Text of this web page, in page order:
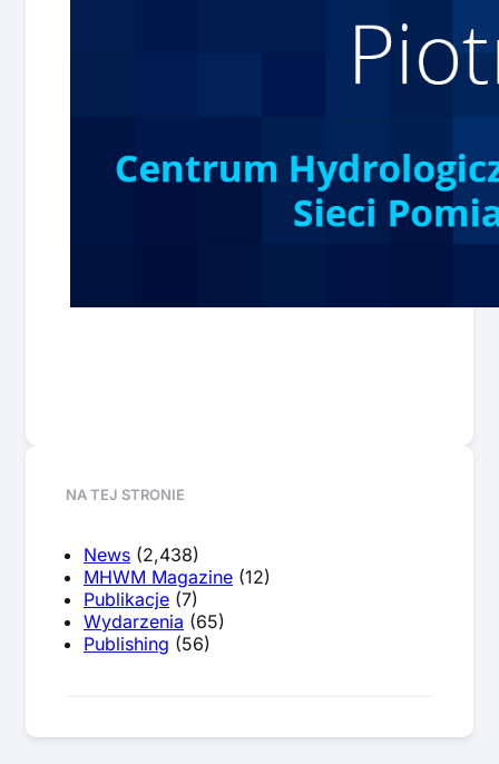
NA TEJ STRONIE
News (2,438)
MHWM Magazine (12)
Publikacje (7)
Wydarzenia (65)
Publishing (56)